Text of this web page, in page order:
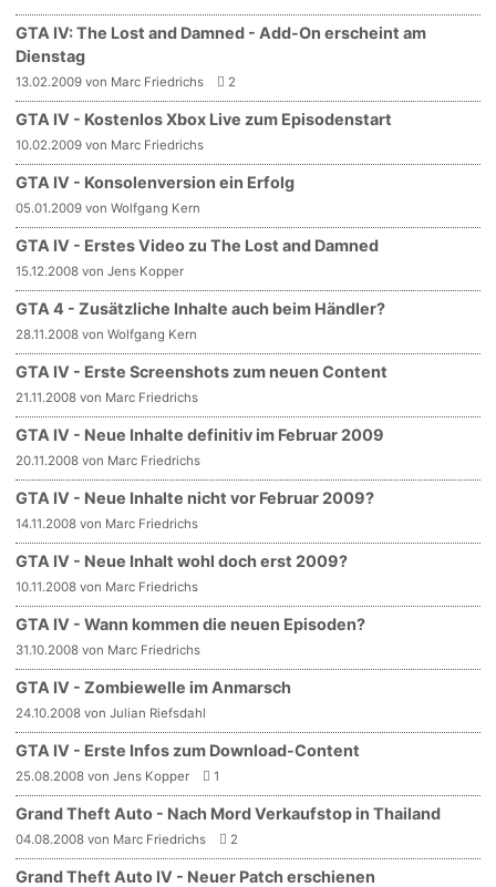
GTA IV: The Lost and Damned - Add-On erscheint am
Dienstag
13.02.2009 von Marc Friedrichs 2
GTA IV - Kostenlos Xbox Live zum Episodenstart
10.02.2009 von Marc Friedrichs
GTA IV - Konsolenversion ein Erfolg
05.01.2009 von Wolfgang Kern
GTA IV - Erstes Video zu The Lost and Damned
15.12.2008 von Jens Kopper
GTA 4 - Zusätzliche Inhalte auch beim Händler?
28.11.2008 von Wolfgang Kern
GTA IV - Erste Screenshots zum neuen Content
21.11.2008 von Marc Friedrichs
GTA IV - Neue Inhalte definitiv im Februar 2009
20.11.2008 von Marc Friedrichs
GTA IV - Neue Inhalte nicht vor Februar 2009?
14.11.2008 von Marc Friedrichs
GTA IV - Neue Inhalt wohl doch erst 2009?
10.11.2008 von Marc Friedrichs
GTA IV - Wann kommen die neuen Episoden?
31.10.2008 von Marc Friedrichs
GTA IV - Zombiewelle im Anmarsch
24.10.2008 von Julian Riefsdahl
GTA IV - Erste Infos zum Download-Content
25.08.2008 von Jens Kopper 1
Grand Theft Auto - Nach Mord Verkaufstop in Thailand
04.08.2008 von Marc Friedrichs 2
Grand Theft Auto IV - Neuer Patch erschienen